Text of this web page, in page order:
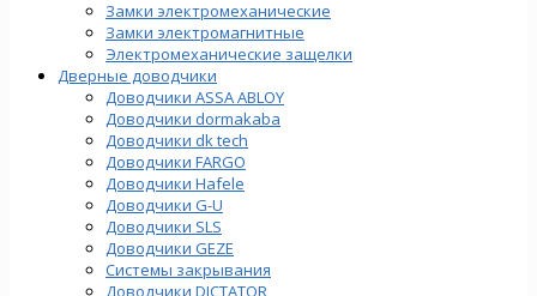
Замки электромеханические
Замки электромагнитные
Электромеханические защелки
Дверные доводчики
Доводчики ASSA ABLOY
Доводчики dormakaba
Доводчики dk tech
Доводчики FARGO
Доводчики Hafele
Доводчики G-U
Доводчики SLS
Доводчики GEZE
Cистемы закрывания
Доводчики DICTATOR